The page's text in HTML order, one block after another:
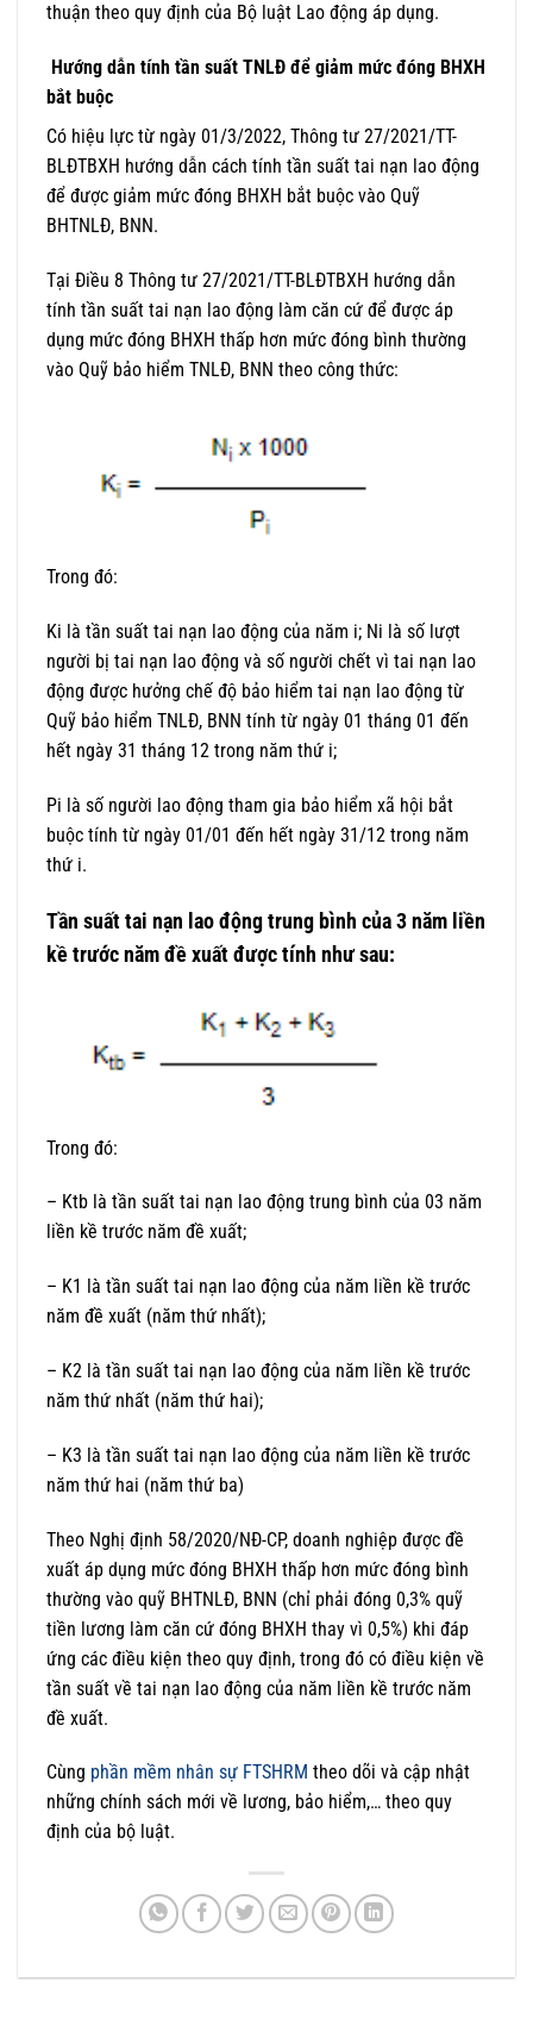
thuận theo quy định của Bộ luật Lao động áp dụng.
Hướng dẫn tính tần suất TNLĐ để giảm mức đóng BHXH
bắt buộc
Có hiệu lực từ ngày 01/3/2022, Thông tư 27/2021/TT-
BLĐTBXH hướng dẫn cách tính tần suất tai nạn lao động
để được giảm mức đóng BHXH bắt buộc vào Quỹ
BHTNLĐ, BNN.
Tại Điều 8 Thông tư 27/2021/TT-BLĐTBXH hướng dẫn
tính tần suất tai nạn lao động làm căn cứ để được áp
dụng mức đóng BHXH thấp hơn mức đóng bình thường
vào Quỹ bảo hiểm TNLĐ, BNN theo công thức:
Trong đó:
Ki là tần suất tai nạn lao động của năm i; Ni là số lượt
người bị tai nạn lao động và số người chết vì tai nạn lao
động được hưởng chế độ bảo hiểm tai nạn lao động từ
Quỹ bảo hiểm TNLĐ, BNN tính từ ngày 01 tháng 01 đến
hết ngày 31 tháng 12 trong năm thứ i;
Pi là số người lao động tham gia bảo hiểm xã hội bắt
buộc tính từ ngày 01/01 đến hết ngày 31/12 trong năm
thứ i.
Tần suất tai nạn lao động trung bình của 3 năm liền
kề trước năm đề xuất được tính như sau:
Trong đó:
– Ktb là tần suất tai nạn lao động trung bình của 03 năm
liền kề trước năm đề xuất;
– K1 là tần suất tai nạn lao động của năm liền kề trước
năm đề xuất (năm thứ nhất);
– K2 là tần suất tai nạn lao động của năm liền kề trước
năm thứ nhất (năm thứ hai);
– K3 là tần suất tai nạn lao động của năm liền kề trước
năm thứ hai (năm thứ ba)
Theo Nghị định 58/2020/NĐ-CP, doanh nghiệp được đề
xuất áp dụng mức đóng BHXH thấp hơn mức đóng bình
thường vào quỹ BHTNLĐ, BNN (chỉ phải đóng 0,3% quỹ
tiền lương làm căn cứ đóng BHXH thay vì 0,5%) khi đáp
ứng các điều kiện theo quy định, trong đó có điều kiện về
tần suất về tai nạn lao động của năm liền kề trước năm
đề xuất.
Cùng phần mềm nhân sự FTSHRM theo dõi và cập nhật
những chính sách mới về lương, bảo hiểm,… theo quy
định của bộ luật.